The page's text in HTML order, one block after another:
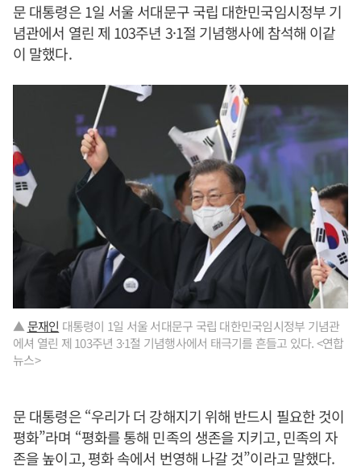
문 대통령은 1일 서울 서대문구 국립 대한민국임시정부 기
념관에서 열린 제 103주년 3·1절 기념행사에 참석해 이같
이 말했다.
▲문재인 대통령이 1일 서울 서대문구 국립 대한민국임시정부 기념관
에셔 열린 제 103주년 3·1절 기념행사에서 태극기를 흔들고 있다. <연합
뉴스>
문 대통령은 “우리가 더 강해지기 위해 반드시 필요한 것이
평화”라며 “평화를 통해 민족의 생존을 지키고, 민족의 자
존을 높이고, 평화 속에서 번영해 나갈 것”이라고 말했다.